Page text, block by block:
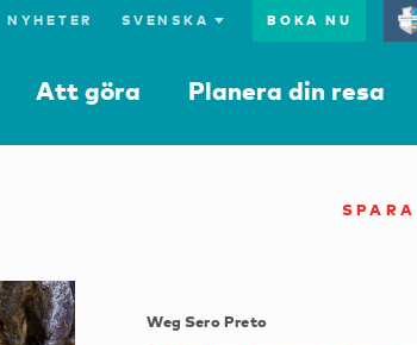
NYHETER BOKA NU
Att göra Planera din resa
Weg Sero Preto